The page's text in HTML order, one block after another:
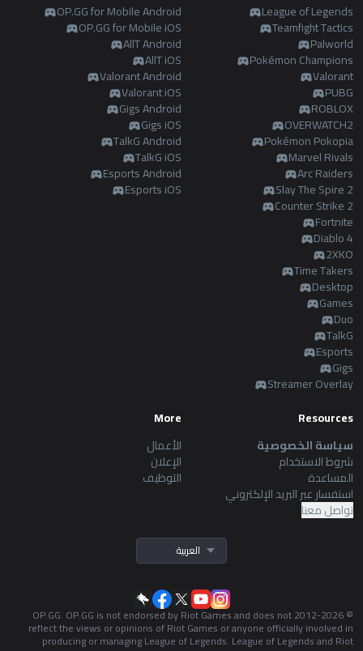
League of Legends
Teamfight Tactics
Palworld
Pokémon Champions
Valorant
PUBG
ROBLOX
OVERWATCH2
Pokémon Pokopia
Marvel Rivals
Arc Raiders
Slay The Spire 2
Counter Strike 2
Fortnite
Diablo 4
2XKO
Time Takers
Desktop
Games
Duo
TalkG
Esports
Gigs
Streamer Overlay
OP.GG for Mobile Android
OP.GG for Mobile iOS
AllT Android
AllT iOS
Valorant Android
Valorant iOS
Gigs Android
Gigs iOS
TalkG Android
TalkG iOS
Esports Android
Esports iOS
Resources
سياسة الخصوصية
شروط الاستخدام
المساعدة
استفسار عبر البريد الإلكتروني
تواصل معنا
More
الأعمال
الإعلان
التوظيف
العربية
© 2012-
2026
OP.GG. OP.GG is not endorsed by Riot Games and does not
reflect the views or opinions of Riot Games or anyone officially involved in
producing or managing League of Legends. League of Legends and Riot